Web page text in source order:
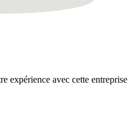
expérience avec cette entreprise